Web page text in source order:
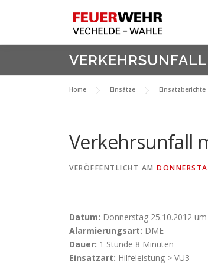
Home Einsätze Einsatzberichte
Verkehrsunfall
VERÖFFENTLICHT AM
Datum: Donnerstag 25.10.2012
Alarmierungsart: DME
Dauer: 1 Stunde 8 Minuten
Einsatzart: Hilfeleistung > VU3